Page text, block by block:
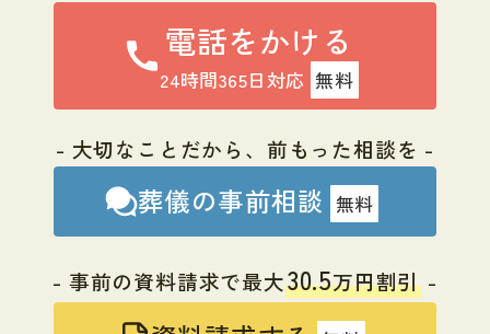
電話をかける
24時間365日対応 無料
- 大切なことだから、前もった相談を -
葬儀の事前相談 無料
- 事前の資料請求で最大30.5万円割引 -